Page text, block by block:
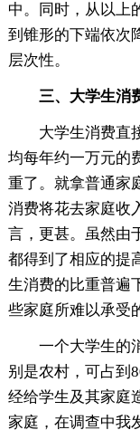
中。同时，从以上
到锥形的下端依次
层次性。
三、大学生消
大学生消费直接
均每年约一万元的
重了。就拿普通家
消费将花去家庭收
言，更甚。虽然由
都得到了相应的提
生消费的比重普遍
些家庭所难以承受
一个大学生的消
别是农村，可占到
经给学生及其家庭
家庭，在调查中我